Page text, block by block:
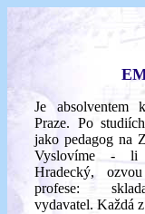
Je absolventem
Praze. Po
jako pedagog na
Vyslovíme - li
Hradecký,
profese:
vydavatel. Každá